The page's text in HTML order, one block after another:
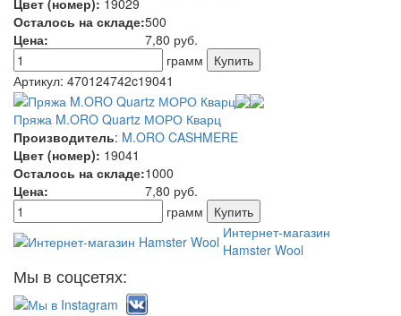
Цвет (номер): 19029
Осталось на складе:500
Цена:
7,80 руб.
грамм
Артикул: 470124742c19041
Пряжа M.ORO Quartz МОРО Кварц
Производитель: M.ORO CASHMERE
Цвет (номер): 19041
Осталось на складе:1000
Цена:
7,80 руб.
грамм
Интернет-магазин
Hamster Wool
Мы в соцсетях: